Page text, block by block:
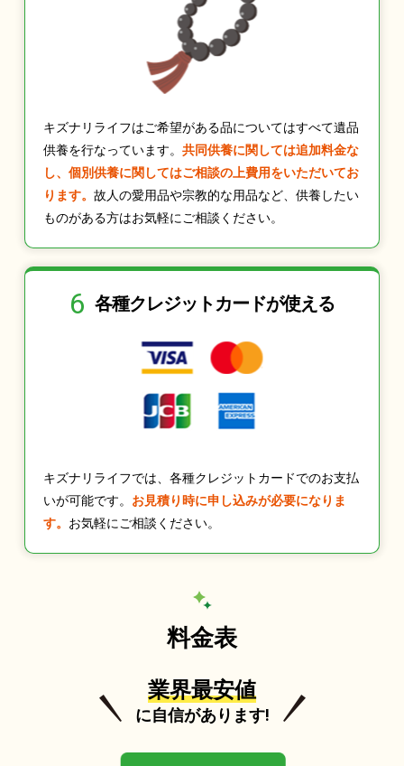
キズナリライフはご希望がある品についてはすべて遺品
供養を行なっています。 共同供養に関しては追加料金な
し、個別供養に関してはご相談の上費用をいただいてお
ります。 故人の愛用品や宗教的な用品など、供養したい
ものがある方はお気軽にご相談ください。
6 各種クレジットカードが使える
キズナリライフでは、各種クレジットカードでのお支払
いが可能です。 お見積り時に申し込みが必要になりま
す。 お気軽にご相談ください。
料金表
業界最安値
に自信があります!